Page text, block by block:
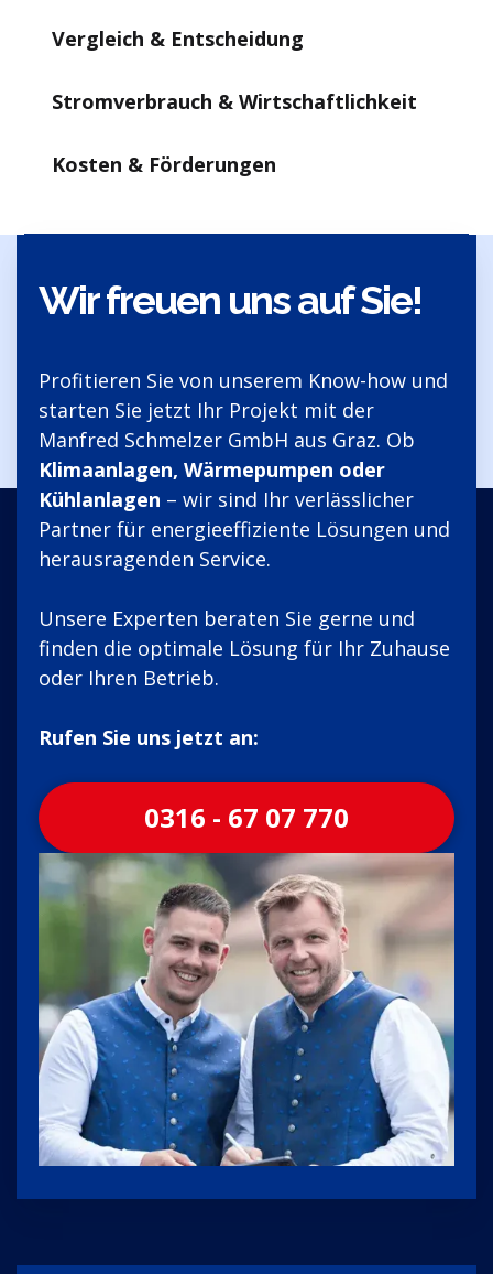
Vergleich & Entscheidung
Stromverbrauch & Wirtschaftlichkeit
Kosten & Förderungen
Wir freuen uns auf Sie!
Profitieren Sie von unserem Know-how und
starten Sie jetzt Ihr Projekt mit der
Manfred Schmelzer GmbH aus Graz. Ob
Klimaanlagen, Wärmepumpen oder
Kühlanlagen – wir sind Ihr verlässlicher
Partner für energieeffiziente Lösungen und
herausragenden Service.
Unsere Experten beraten Sie gerne und
finden die optimale Lösung für Ihr Zuhause
oder Ihren Betrieb.
Rufen Sie uns jetzt an:
0316 - 67 07 770